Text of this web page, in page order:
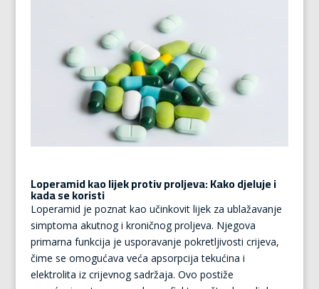
Loperamid kao lijek protiv proljeva: Kako djeluje i
kada se koristi
Loperamid je poznat kao učinkovit lijek za ublažavanje
simptoma akutnog i kroničnog proljeva. Njegova
primarna funkcija je usporavanje pokretljivosti crijeva,
čime se omogućava veća apsorpcija tekućina i
elektrolita iz crijevnog sadržaja. Ovo postiže